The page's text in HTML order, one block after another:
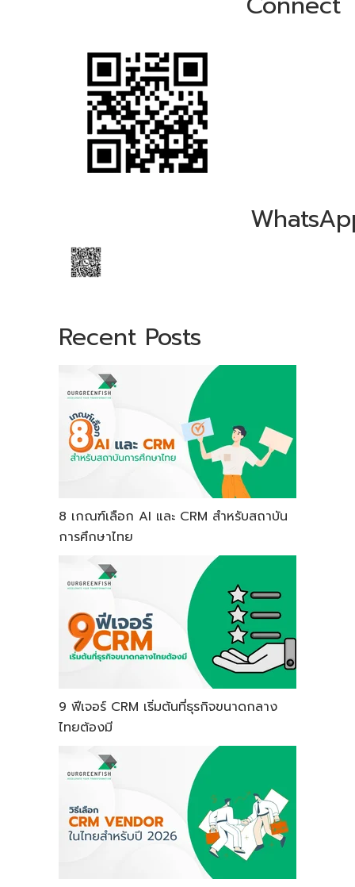
Recent Posts
8 เกณฑ์เลือก AI และ CRM สำหรับสถาบัน
การศึกษาไทย
9 ฟีเจอร์ CRM เริ่มต้นที่ธุรกิจขนาดกลาง
ไทยต้องมี